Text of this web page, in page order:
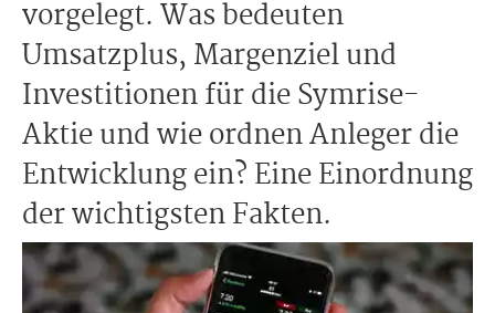
vorgelegt. Was bedeuten
Umsatzplus, Margenziel und
Investitionen für die Symrise-
Aktie und wie ordnen Anleger die
Entwicklung ein? Eine Einordnung
der wichtigsten Fakten.